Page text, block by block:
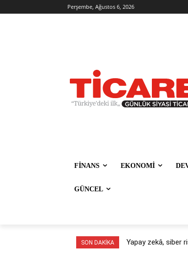
Perşembe, Ağustos 6, 2026
FİNANS EKONOMİ
GÜNCEL
SON DAKIKA Yapay zekâ, siber